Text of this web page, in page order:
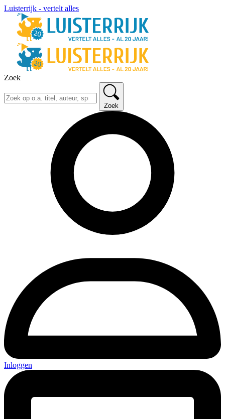
Luisterrijk - vertelt alles
Zoek
Zoek
Inloggen